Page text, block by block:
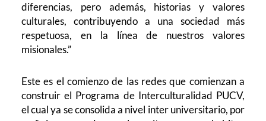
diferencias, pero además, historias y valores
culturales, contribuyendo a una sociedad más
respetuosa, en la línea de nuestros valores
misionales.”
Este es el comienzo de las redes que comienzan a
construir el Programa de Interculturalidad PUCV,
el cual ya se consolida a nivel inter universitario, por